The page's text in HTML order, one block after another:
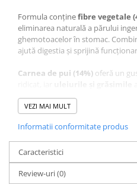
Formula conținefibre vegetale
eliminarea naturală a părului
ghemotoacelor în stomac.
ajută digestia și sprijină
Carnea de pui (14%) oferă un
esențiali pentru o piele sănătoasă
susținerea sănătății pielii,taurină
vedere, precum șidrojdii– o
complexul B.
Perfecte ca recompensă zilnică,
VEZI MAI MULT
Informatii conformitate produs
Caracteristici
Review-uri(0)